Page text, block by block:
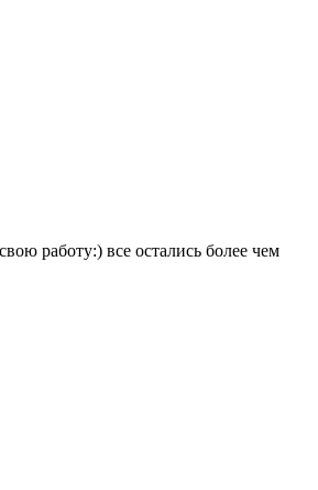
работу:) все остались более чем